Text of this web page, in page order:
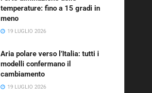
temperature: fino a 15 gradi in
meno
19 LUGLIO 2026
Aria polare verso l’Italia: tutti i
modelli confermano il
cambiamento
19 LUGLIO 2026